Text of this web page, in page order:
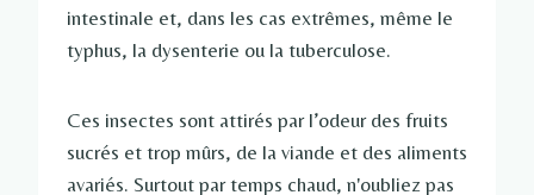
intestinale et, dans les cas extrêmes, même le
typhus, la dysenterie ou la tuberculose.
Ces insectes sont attirés par l’odeur des fruits
sucrés et trop mûrs, de la viande et des aliments
avariés. Surtout par temps chaud, n'oubliez pas